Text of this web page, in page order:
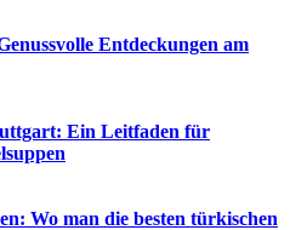
Entdeckungen am
Ein Leitfaden für
Wo man die besten türkischen